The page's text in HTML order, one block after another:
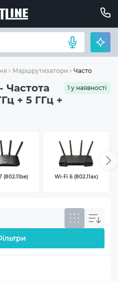
Маршрутизатори Частота
Частота
+ 5 ГГц +
1 у наявності
(802.11be) Wi-Fi 6 (802.11ax)